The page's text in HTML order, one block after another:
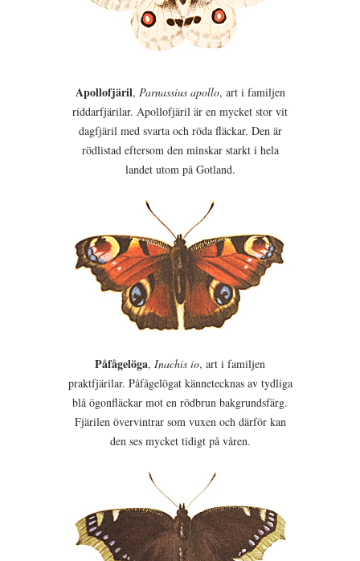
Apollofjäril, Parnassius apollo, art i familjen
riddarfjärilar. Apollofjäril är en mycket stor vit
dagfjäril med svarta och röda fläckar. Den är
rödlistad eftersom den minskar starkt i hela
landet utom på Gotland.
Påfågelöga, Inachis io, art i familjen
praktfjärilar. Påfågelögat kännetecknas av tydliga
blå ögonfläckar mot en rödbrun bakgrundsfärg.
Fjärilen övervintrar som vuxen och därför kan
den ses mycket tidigt på våren.